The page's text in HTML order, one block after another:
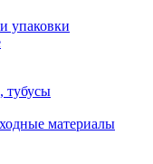
упаковки
тубусы
материалы